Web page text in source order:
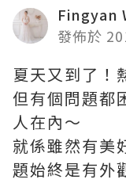
Fingyan
發佈於
夏天又到了！
但有個問題都
人在內～
就係雖然有美
題始終是有外